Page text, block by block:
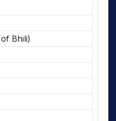
Bhili)